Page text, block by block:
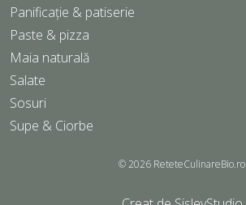
Panificație & patiserie
Paste & pizza
Maia naturală
Salate
Sosuri
Supe & Ciorbe
© 2026 ReteteCulinareBio.ro